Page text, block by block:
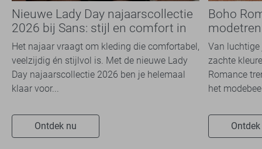
Nieuwe Lady Day najaarscollectie
2026 bij Sans: stijl en comfort in
travelkwaliteit
Het najaar vraagt om kleding die comfortabel,
veelzijdig én stijlvol is. Met de nieuwe Lady
Day najaarscollectie 2026 ben je helemaal
klaar voor...
Ontdek nu
Boho
overal
Van luchtige
zachte
Romance
het